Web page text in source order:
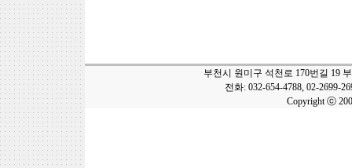
부천시 원미구 석천로 170번길 19
전화: 032-654-4788, 02-2699-
Copyright ⓒ